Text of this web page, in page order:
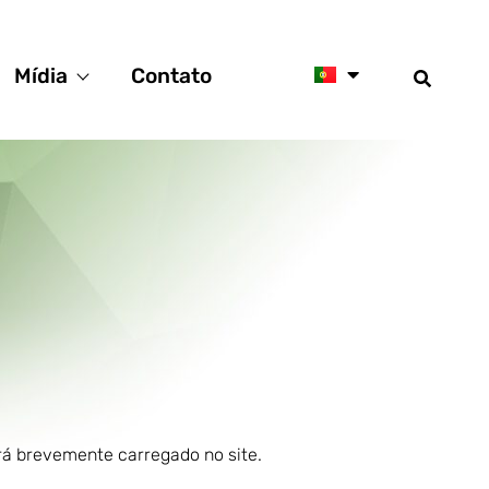
Mídia Contato
brevemente carregado no site.